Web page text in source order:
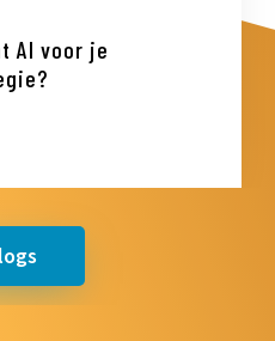
AI voor je